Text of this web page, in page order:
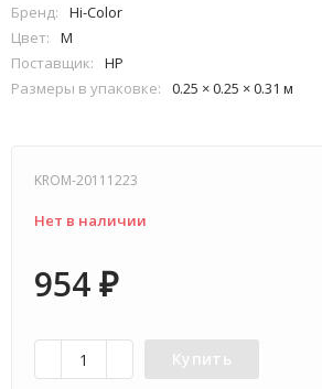
Бренд:
Hi-Color
Цвет:
M
Поставщик:
HP
Размеры в упаковке:
0.25 × 0.25 × 0.31 м
KROM-20111223
Нет в наличии
954 ₽
Купить